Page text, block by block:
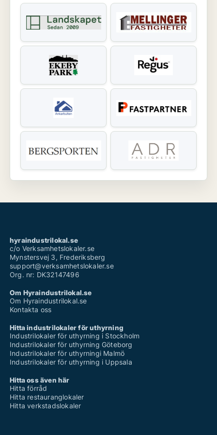
hyraindustrilokal.se
c/o Verksamhetslokaler.se
Mynstersvej 3, Frederiksberg
support@verksamhetslokaler.se
Org. nr: DK32147496
Om Hyraindustrilokal.se
Om Hyraindustrilokal.se
Kontakta oss
Hitta industrilokaler för uthyrning
Industrilokaler för uthyrning i Stockholm
Industrilokaler för uthyrning Göteborg
Industrilokaler för uthyrningi Malmö
Industrilokaler för uthyrning i Uppsala
Hitta oss även här
Hitta förråd
Hitta restauranglokaler
Hitta verkstadslokaler